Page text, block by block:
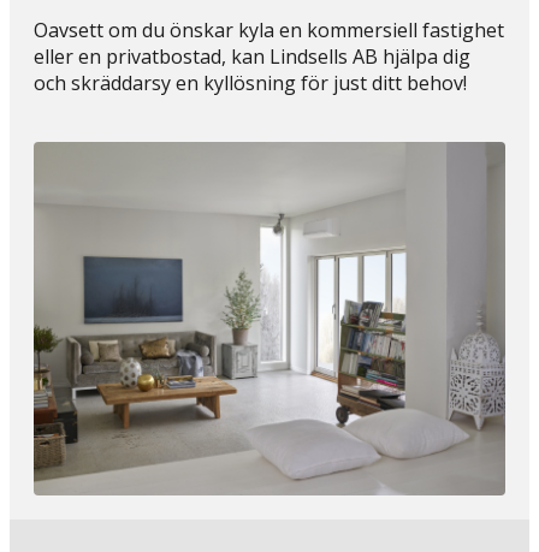
Oavsett om du önskar kyla en kommersiell fastighet
eller en privatbostad, kan Lindsells AB hjälpa dig
och skräddarsy en kyllösning för just ditt behov!